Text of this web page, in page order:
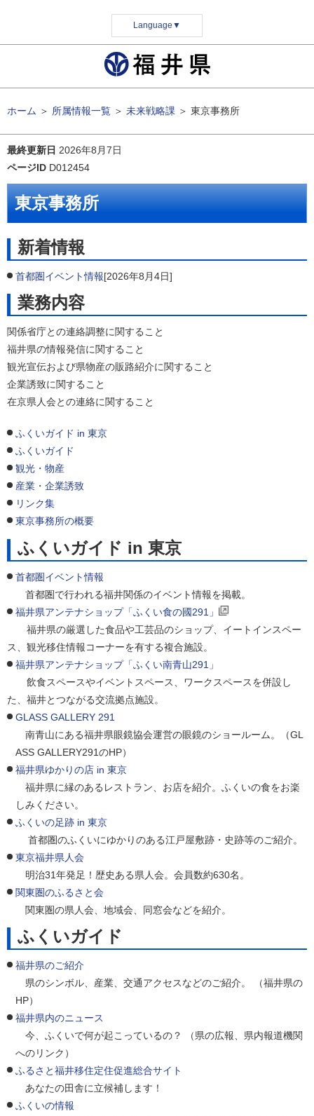
Language ▼
ホーム ＞ 所属情報一覧 ＞ 未来戦略課 ＞ 東京事務所
最終更新日 2026年8月7日
ページID D012454
東京事務所
新着情報
首都圏イベント情報[2026年8月4日]
業務内容
関係省庁との連絡調整に関すること
福井県の情報発信に関すること
観光宣伝および県物産の販路紹介に関すること
企業誘致に関すること
在京県人会との連絡に関すること
ふくいガイド in 東京
ふくいガイド
観光・物産
産業・企業誘致
リンク集
東京事務所の概要
ふくいガイド in 東京
首都圏イベント情報
首都圏で行われる福井関係のイベント情報を掲載。
福井県アンテナショップ「ふくい食の國291」
福井県の厳選した食品や工芸品のショップ、イートインスペー
ス、観光移住情報コーナーを有する複合施設。
福井県アンテナショップ「ふくい南青山291」
飲食スペースやイベントスペース、ワークスペースを併設し
た、福井とつながる交流拠点施設。
GLASS GALLERY 291
南青山にある福井県眼鏡協会運営の眼鏡のショールーム。（GL
ASS GALLERY291のHP）
福井県ゆかりの店 in 東京
福井県に縁のあるレストラン、お店を紹介。ふくいの食をお楽
しみください。
ふくいの足跡 in 東京
首都圏のふくいにゆかりのある江戸屋敷跡・史跡等のご紹介。
東京福井県人会
明治31年発足！歴史ある県人会。会員数約630名。
関東圏のふるさと会
関東圏の県人会、地域会、同窓会などを紹介。
ふくいガイド
福井県のご紹介
県のシンボル、産業、交通アクセスなどのご紹介。 （福井県の
HP）
福井県内のニュース
今、ふくいで何が起こっているの？ （県の広報、県内報道機関
へのリンク）
ふるさと福井移住定住促進総合サイト
あなたの田舎に立候補します！
ふくいの情報